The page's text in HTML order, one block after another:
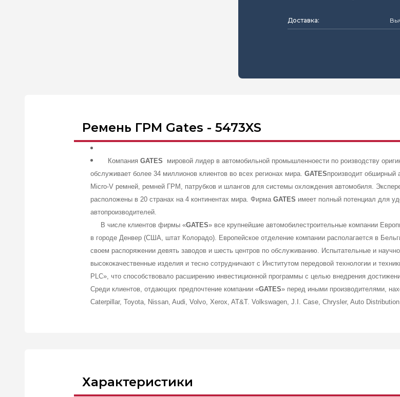
Доставка:
Ремень ГРМ Gates - 5473XS
Компания GATES мировой лидер в автомобильной промышленноести по роизводству
обслуживает более 34 миллионов клиентов во всех регионах мира. GATESпроизводит обширный
Micro-V ремней, ремней ГРМ, патрубков и шлангов для системы охлождения автомобиля.
расположены в 20 странах на 4 континентах мира. Фирма GATES имеет полный потенциал для
автопроизводителей.
В числе клиентов фирмы «GATES» все крупнейшие автомобилестроительные компании
в городе Денвер (США, штат Колорадо). Европейское отделение компании располагается в
своем распоряжении девять заводов и шесть центров по обслуживанию. Испытательные и
высококачественные изделия и тесно сотрудничают с Институтом передовой технологии и
PLC», что способствовало расширению инвестиционной программы с целью внедрения
Среди клиентов, отдающих предпочтение компании «GATES» перед иными производителями,
Caterpillar, Toyota, Nissan, Audi, Volvo, Xerox, AT&T. Volkswagen, J.I. Case, Chrysler, Auto
Характеристики